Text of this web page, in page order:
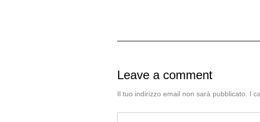
Leave a comment
Il tuo indirizzo email non sarà pubblicato. I